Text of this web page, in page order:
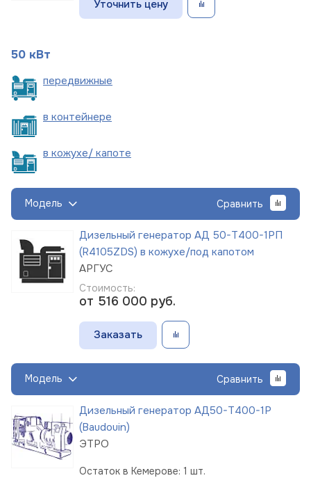
Уточнить цену
50 кВт
передвижные
в контейнере
в кожухе/ капоте
Модель Сравнить
Дизельный генератор АД 50-Т400-1РП
(R4105ZDS) в кожухе/под капотом
АРГУС
Стоимость:
от 516 000 руб.
Заказать
Модель Сравнить
Дизельный генератор АД50-Т400-1Р
(Baudouin)
ЭТРО
Остаток в Кемерове: 1 шт.